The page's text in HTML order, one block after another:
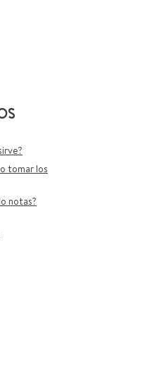
tomar los
notas?